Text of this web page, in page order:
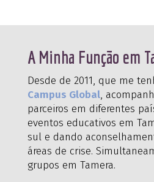
A Minha Função em
Desde de 2011, que me
Campus Global,
parceiros em diferentes
eventos educativos em
sul e dando
áreas de crise.
grupos em Tamera.